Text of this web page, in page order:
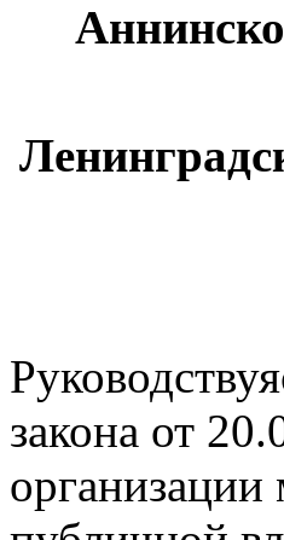
закона от
организации